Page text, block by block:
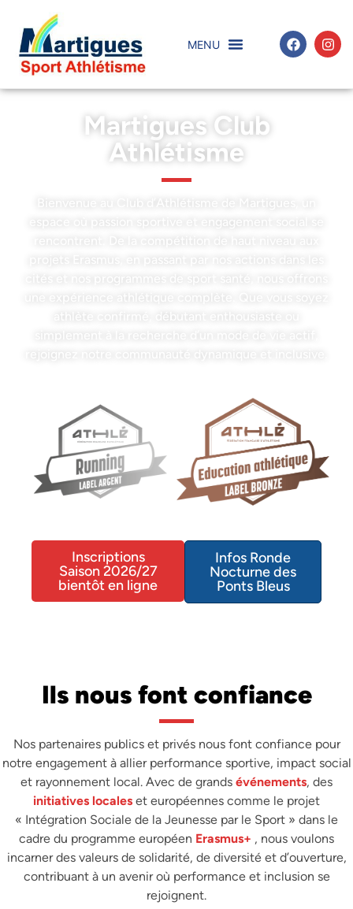
Martigues Club
Athlétisme
Bienvenue au Club d’Athlétisme de Martigues, un
espace où passion sportive et engagement social se
cités et nos programmes de sport santé, nous offrons
athlète confirmé, débutant enthousiaste ou
rejoignez notre communauté dynamique et inclusive.
Inscriptions
Saison 2026/27
bientôt en ligne
Infos Ronde
Nocturne des
Ponts Bleus
Ils nous font confiance
Nos partenaires publics et privés nous font confiance pour
notre engagement à allier performance sportive, impact social
et rayonnement local. Avec de grands événements, des
initiatives locales et européennes comme le projet
« Intégration Sociale de la Jeunesse par le Sport » dans le
cadre du programme européen Erasmus+ , nous voulons
incarner des valeurs de solidarité, de diversité et d’ouverture,
contribuant à un avenir où performance et inclusion se
rejoignent.